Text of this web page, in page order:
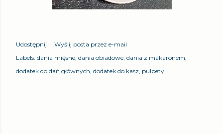
Udostępnij
Wyślij posta przez e-mail
Labels: dania mięsne dania obiadowe dania z makaronem
dodatek do dań głównych dodatek do kasz pulpety